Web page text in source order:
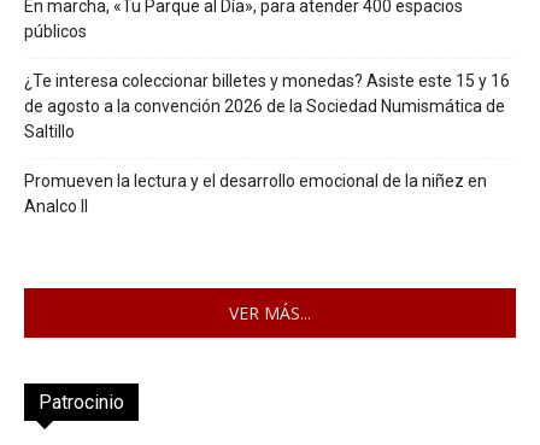
En marcha, «Tu Parque al Día», para atender 400 espacios
públicos
¿Te interesa coleccionar billetes y monedas? Asiste este 15 y 16
de agosto a la convención 2026 de la Sociedad Numismática de
Saltillo
Promueven la lectura y el desarrollo emocional de la niñez en
Analco II
VER MÁS...
Patrocinio